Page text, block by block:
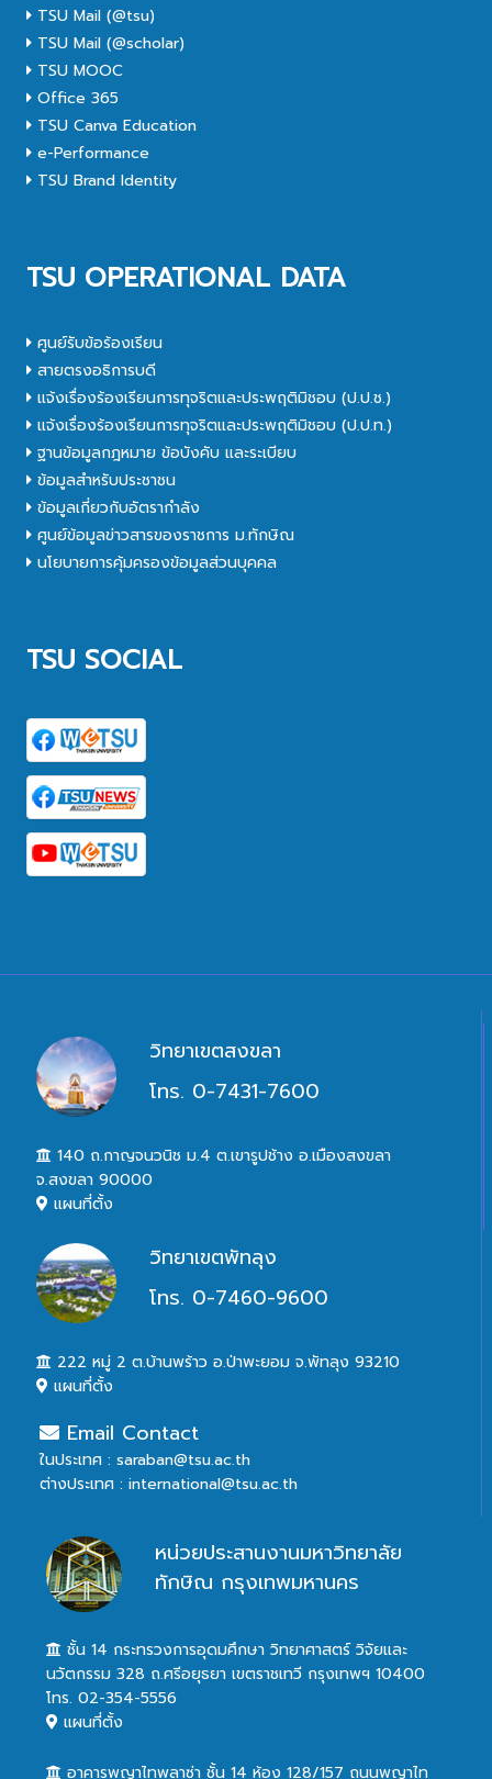
TSU Mail (@tsu)
TSU Mail (@scholar)
TSU MOOC
Office 365
TSU Canva Education
e-Performance
TSU Brand Identity
TSU OPERATIONAL DATA
ศูนย์รับข้อร้องเรียน
สายตรงอธิการบดี
แจ้งเรื่องร้องเรียนการทุจริตและประพฤติมิชอบ (ป.ป.ช.)
แจ้งเรื่องร้องเรียนการทุจริตและประพฤติมิชอบ (ป.ป.ท.)
ฐานข้อมูลกฎหมาย ข้อบังคับ และระเบียบ
ข้อมูลสำหรับประชาชน
ข้อมูลเกี่ยวกับอัตรากำลัง
ศูนย์ข้อมูลข่าวสารของราชการ ม.ทักษิณ
นโยบายการคุ้มครองข้อมูลส่วนบุคคล
TSU SOCIAL
วิทยาเขตสงขลา
โทร. 0-7431-7600
140 ถ.กาญจนวนิช ม.4 ต.เขารูปช้าง อ.เมืองสงขลา
จ.สงขลา 90000
แผนที่ตั้ง
วิทยาเขตพัทลุง
โทร. 0-7460-9600
222 หมู่ 2 ต.บ้านพร้าว อ.ป่าพะยอม จ.พัทลุง 93210
แผนที่ตั้ง
Email Contact
ในประเทศ : saraban@tsu.ac.th
ต่างประเทศ : international@tsu.ac.th
หน่วยประสานงานมหาวิทยาลัย
ทักษิณ กรุงเทพมหานคร
ชั้น 14 กระทรวงการอุดมศึกษา วิทยาศาสตร์ วิจัยและ
นวัตกรรม 328 ถ.ศรีอยุธยา เขตราชเทวี กรุงเทพฯ 10400
โทร. 02-354-5556
แผนที่ตั้ง
อาคารพญาไทพลาซ่า ชั้น 14 ห้อง 128/157 ถนนพญาไท